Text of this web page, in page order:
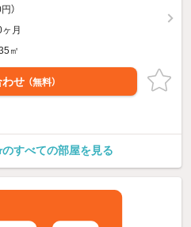
）
月
㎡
わせ （無料）
すべての部屋を見る